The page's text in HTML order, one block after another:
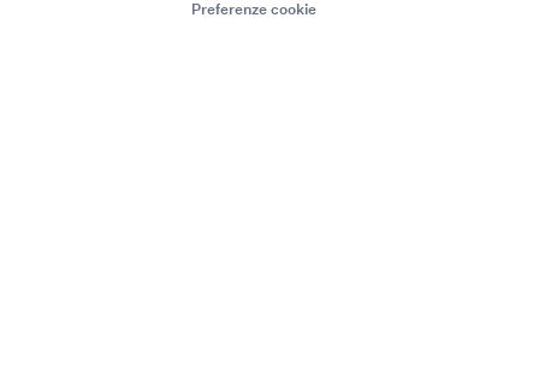
Preferenze cookie